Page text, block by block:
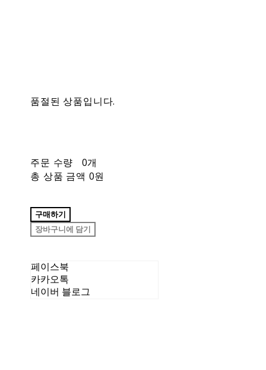
품절된 상품입니다.
주문 수량
0개
총 상품 금액 0원
구매하기
장바구니에 담기
페이스북
카카오톡
네이버 블로그